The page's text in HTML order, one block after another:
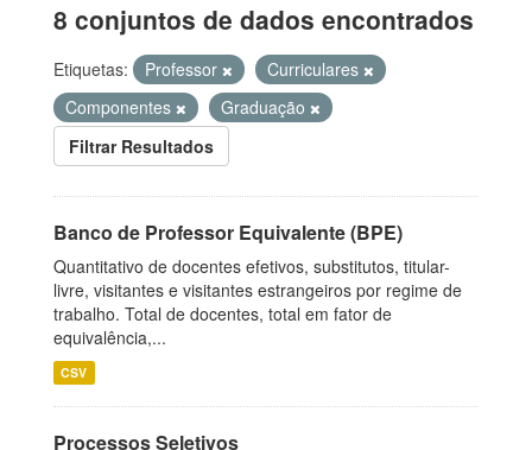
8 conjuntos de dados encontrados
Etiquetas: Professor
Curriculares
Componentes
Graduação
Filtrar Resultados
Banco de Professor Equivalente (BPE)
Quantitativo de docentes efetivos, substitutos, titular-
livre, visitantes e visitantes estrangeiros por regime de
trabalho. Total de docentes, total em fator de
equivalência,...
CSV
Processos Seletivos